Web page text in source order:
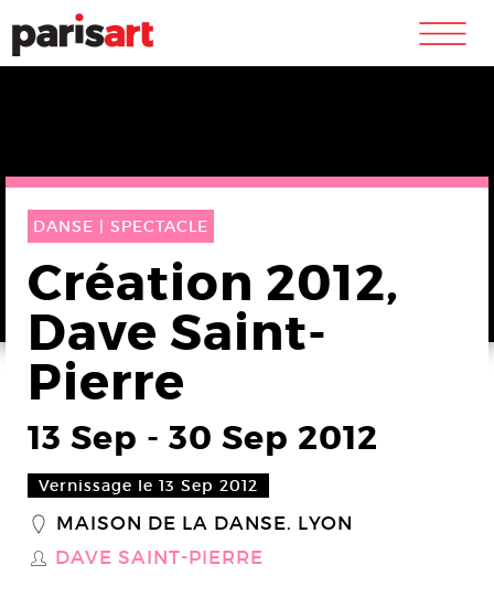
m
DANSE | SPECTACLE
Création 2012,
Dave Saint-
Pierre
13 Sep - 30 Sep 2012
Vernissage le 13 Sep 2012
_ MAISON DE LA DANSE. LYON
S DAVE SAINT-PIERRE